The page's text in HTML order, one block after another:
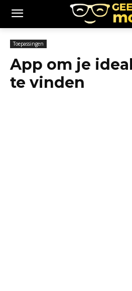
Toepassingen
App om je
te vinden